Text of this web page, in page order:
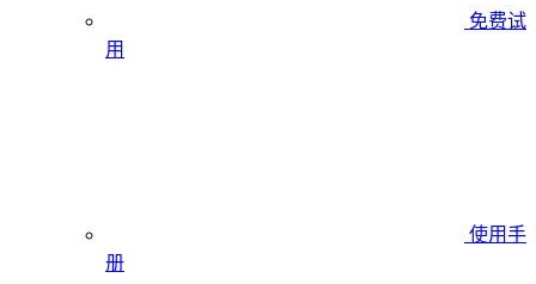
免费试
用
使用手
册